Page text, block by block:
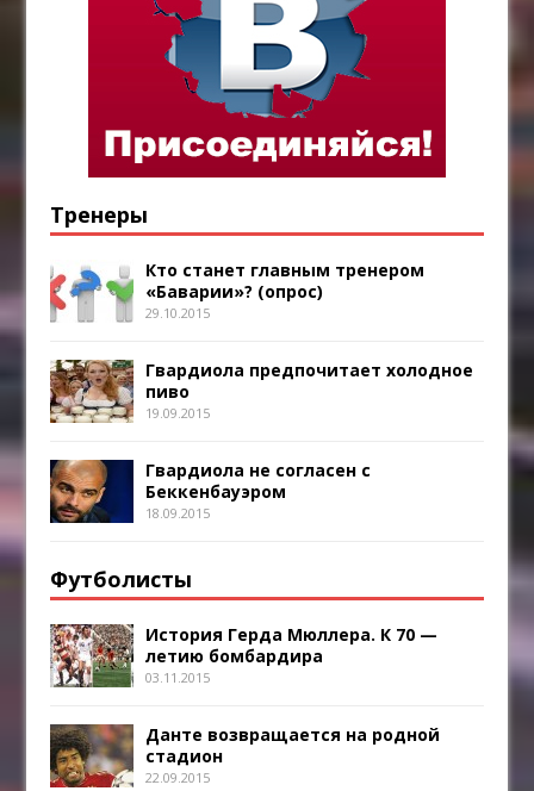
Тренеры
Кто станет главным тренером
«Баварии»? (опрос)
29.10.2015
Гвардиола предпочитает холодное
пиво
19.09.2015
Гвардиола не согласен с
Беккенбауэром
18.09.2015
Футболисты
История Герда Мюллера. К 70 —
летию бомбардира
03.11.2015
Данте возвращается на родной
стадион
22.09.2015